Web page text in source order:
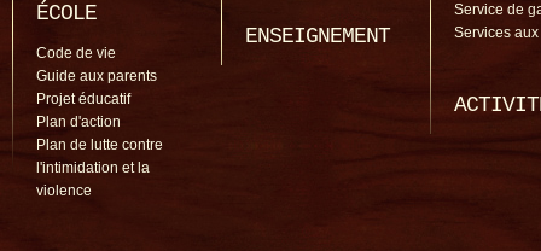
ÉCOLE
Code de vie
Guide aux parents
Projet éducatif
Plan d'action
Plan de lutte contre
l'intimidation et la
violence
ENSEIGNEMENT
Service de
Services